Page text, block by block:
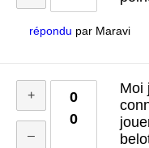
répondu par Maravi
0
0
Moi